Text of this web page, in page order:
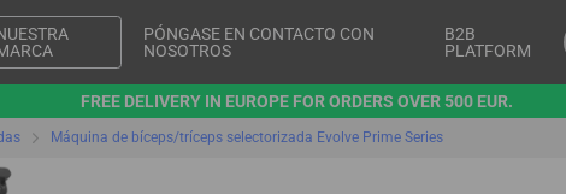
PÓNGASE EN CONTACTO CON
NOSOTROS
B2B
PLATFORM
FREE DELIVERY IN EUROPE FOR ORDERS OVER 500 EUR.
Máquina de bíceps/tríceps selectorizada Evolve Prime Series